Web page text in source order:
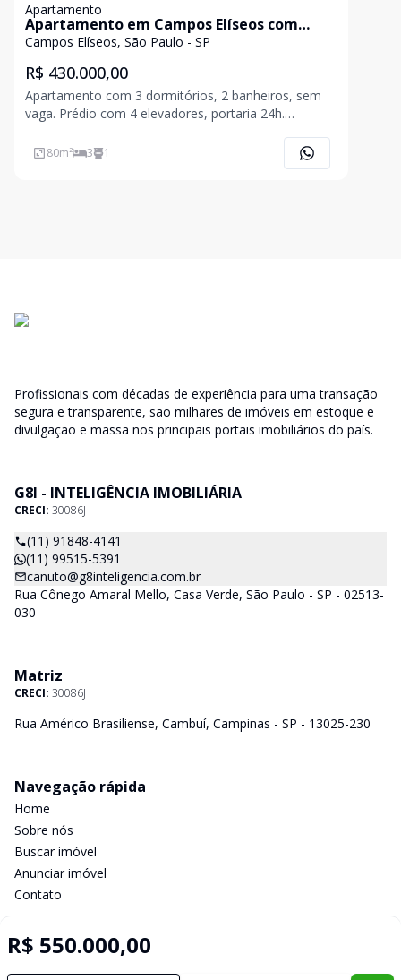
Apartamento
Apartamento em Campos Elíseos com
80m²
Campos Elíseos, São Paulo - SP
R$ 430.000,00
Apartamento com 3 dormitórios, 2 banheiros, sem
vaga. Prédio com 4 elevadores, portaria 24h.
80m² 3 1
R$ 550.000,00
Profissionais com décadas de experiência para uma transação
segura e transparente, são milhares de imóveis em estoque e
divulgação e massa nos principais portais imobiliários do país.
G8I - INTELIGÊNCIA IMOBILIÁRIA
CRECI: 30086J
(11) 91848-4141
(11) 99515-5391
canuto@g8inteligencia.com.br
Rua Cônego Amaral Mello, Casa Verde, São Paulo - SP - 02513-
030
Matriz
CRECI: 30086J
Rua Américo Brasiliense, Cambuí, Campinas - SP - 13025-230
Navegação rápida
Home
Sobre nós
Buscar imóvel
Anunciar imóvel
Contato